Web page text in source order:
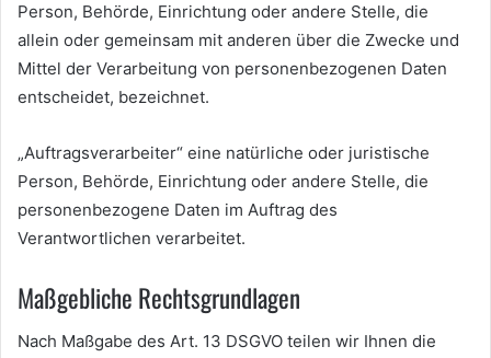
Person, Behörde, Einrichtung oder andere Stelle, die
allein oder gemeinsam mit anderen über die Zwecke und
Mittel der Verarbeitung von personenbezogenen Daten
entscheidet, bezeichnet.
„Auftragsverarbeiter“ eine natürliche oder juristische
Person, Behörde, Einrichtung oder andere Stelle, die
personenbezogene Daten im Auftrag des
Verantwortlichen verarbeitet.
Maßgebliche Rechtsgrundlagen
Nach Maßgabe des Art. 13 DSGVO teilen wir Ihnen die